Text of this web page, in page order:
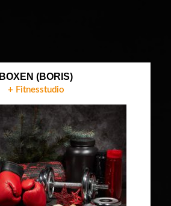
BOXEN (BORIS)
+ Fitnesstudio